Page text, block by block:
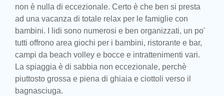
non è nulla di eccezionale. Certo è che ben si presta
ad una vacanza di totale relax per le famiglie con
bambini. I lidi sono numerosi e ben organizzati, un po'
tutti offrono area giochi per i bambini, ristorante e bar,
campi da beach volley e bocce e intrattenimenti vari.
La spiaggia è di sabbia non eccezionale, perchè
piuttosto grossa e piena di ghiaia e ciottoli verso il
bagnasciuga.